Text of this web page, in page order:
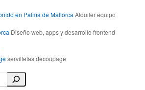
en Palma de Mallorca Alquiler equipo
Diseño web, apps y desarrollo frontend
servilletas decoupage